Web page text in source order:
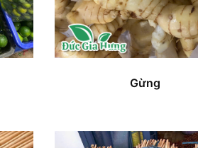
Gừng